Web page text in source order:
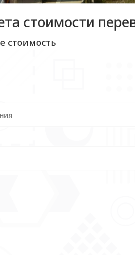
стоимости
стоимость